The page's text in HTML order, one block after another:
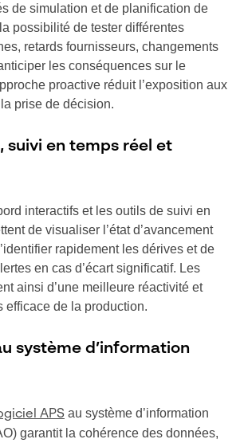
de simulation et de planification de
possibilité de tester différentes
retards fournisseurs, changements
les conséquences sur le
proactive réduit l’exposition aux
prise de décision.
suivi en temps réel et
interactifs et les outils de suivi en
de visualiser l’état d’avancement
rapidement les dérives et de
en cas d’écart significatif. Les
ainsi d’une meilleure réactivité et
efficace de la production.
système d’information
APS au système d’information
garantit la cohérence des données,